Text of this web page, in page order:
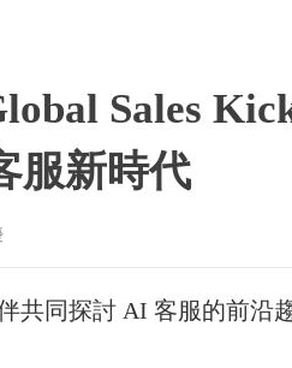
Nextcloud
Intercom
Sales
服新時代
共同探討 AI 客服的前沿